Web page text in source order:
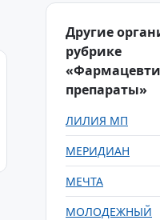
Другие
рубрике
препараты»
ЛИЛИЯ МП
МЕРИДИАН
МЕЧТА
МОЛОДЕЖНЫЙ